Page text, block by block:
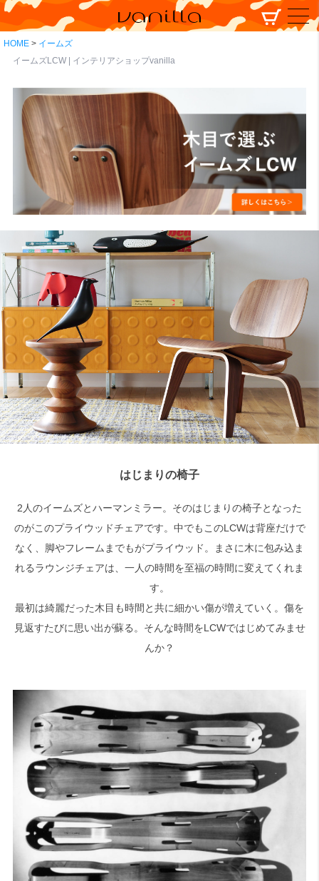
HOME
イームズ
イームズLCW | インテリアショップvanilla
検索
はじまりの椅子
2人のイームズとハーマンミラー。そのはじまりの椅子となった
のがこのプライウッドチェアです。中でもこのLCWは背座だけで
なく、脚やフレームまでもがプライウッド。まさに木に包み込ま
れるラウンジチェアは、一人の時間を至福の時間に変えてくれま
す。
最初は綺麗だった木目も時間と共に細かい傷が増えていく。傷を
見返すたびに思い出が蘇る。そんな時間をLCWではじめてみませ
んか？